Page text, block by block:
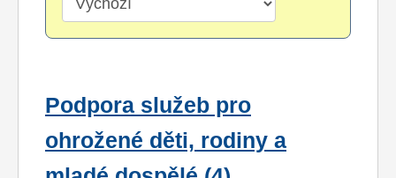
Podpora služeb pro
ohrožené děti, rodiny a